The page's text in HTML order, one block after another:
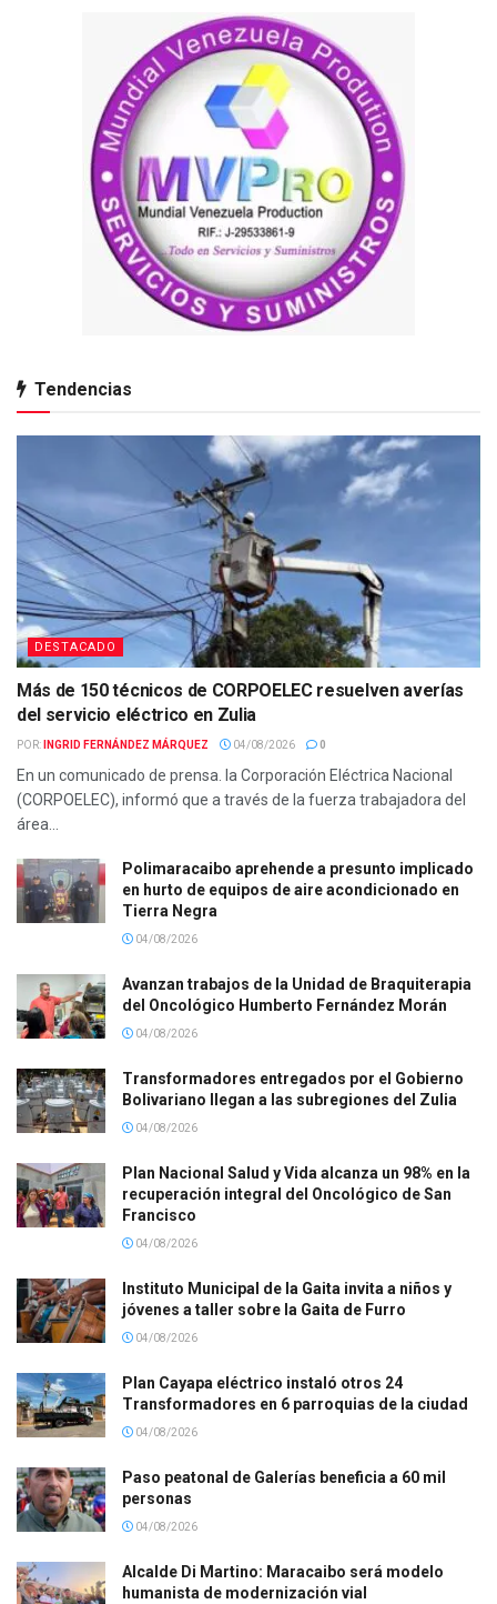
Tendencias
DESTACADO
Más de 150 técnicos de CORPOELEC resuelven averías
del servicio eléctrico en Zulia
POR: INGRID FERNÁNDEZ MÁRQUEZ 04/08/2026 0
En un comunicado de prensa. la Corporación Eléctrica Nacional
(CORPOELEC), informó que a través de la fuerza trabajadora del
área...
Polimaracaibo aprehende a presunto implicado
en hurto de equipos de aire acondicionado en
Tierra Negra
04/08/2026
Avanzan trabajos de la Unidad de Braquiterapia
del Oncológico Humberto Fernández Morán
04/08/2026
Transformadores entregados por el Gobierno
Bolivariano llegan a las subregiones del Zulia
04/08/2026
Plan Nacional Salud y Vida alcanza un 98% en la
recuperación integral del Oncológico de San
Francisco
04/08/2026
Instituto Municipal de la Gaita invita a niños y
jóvenes a taller sobre la Gaita de Furro
04/08/2026
Plan Cayapa eléctrico instaló otros 24
Transformadores en 6 parroquias de la ciudad
04/08/2026
Paso peatonal de Galerías beneficia a 60 mil
personas
04/08/2026
Alcalde Di Martino: Maracaibo será modelo
humanista de modernización vial